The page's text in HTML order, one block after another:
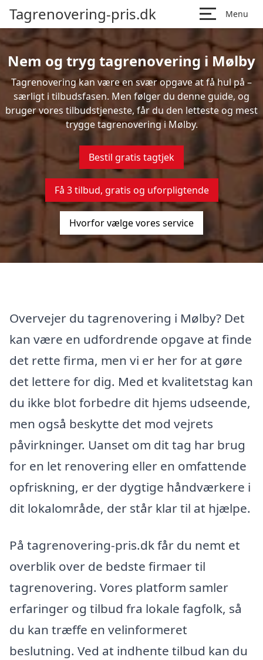
Tagrenovering-pris.dk Menu
Nem og tryg tagrenovering i Mølby
Tagrenovering kan være en svær opgave at få hul på –
særligt i tilbudsfasen. Men følger du denne guide, og
bruger vores tilbudstjeneste, får du den letteste og mest
trygge tagrenovering i Mølby.
Bestil gratis tagtjek
Få 3 tilbud, gratis og uforpligtende
Hvorfor vælge vores service
Overvejer du tagrenovering i Mølby? Det
kan være en udfordrende opgave at finde
det rette firma, men vi er her for at gøre
det lettere for dig. Med et kvalitetstag kan
du ikke blot forbedre dit hjems udseende,
men også beskytte det mod vejrets
påvirkninger. Uanset om dit tag har brug
for en let renovering eller en omfattende
opfriskning, er der dygtige håndværkere i
dit lokalområde, der står klar til at hjælpe.
På tagrenovering-pris.dk får du nemt et
overblik over de bedste firmaer til
tagrenovering. Vores platform samler
erfaringer og tilbud fra lokale fagfolk, så
du kan træffe en velinformeret
beslutning. Ved at indhente tilbud kan du